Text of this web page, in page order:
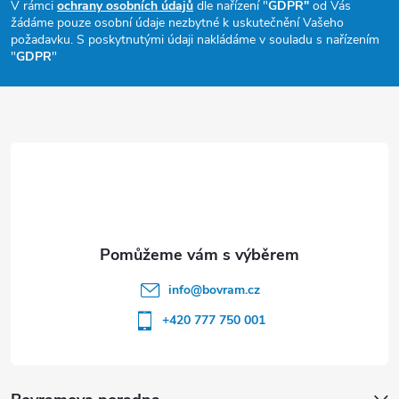
a
t
V rámci ochrany osobních údajů dle nařízení "GDPR" od Vás
žádáme pouze osobní údaje nezbytné k uskutečnění Vašeho
požadavku. S poskytnutými údaji nakládáme v souladu s nařízením
"GDPR"
info@bovram.cz
+420 777 750 001